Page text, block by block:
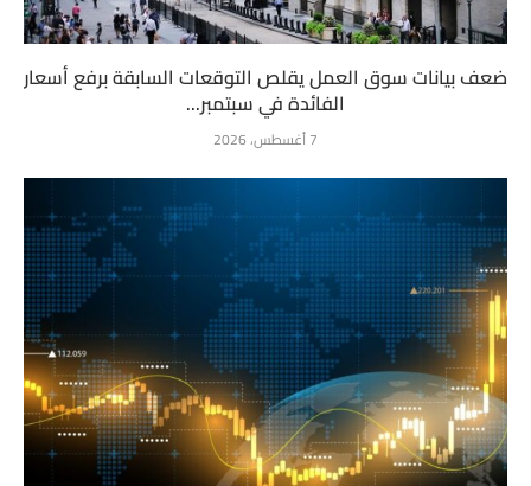
ضعف بيانات سوق العمل يقلص التوقعات السابقة برفع أسعار
الفائدة في سبتمبر...
7 أغسطس، 2026